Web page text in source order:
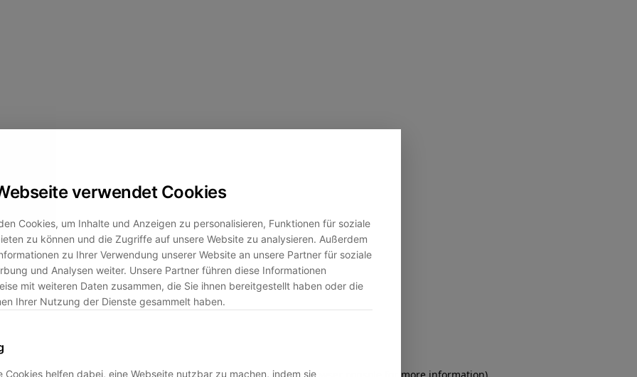
verwendet Cookies
Cookies, um Inhalte und Anzeigen zu personalisieren, Funktionen für soziale
zu können und die Zugriffe auf unsere Website zu analysieren. Außerdem
zu Ihrer Verwendung unserer Website an unsere Partner für soziale
und Analysen weiter. Unsere Partner führen diese Informationen
mit weiteren Daten zusammen, die Sie ihnen bereitgestellt haben oder die
Ihrer Nutzung der Dienste gesammelt haben.
Cookies helfen dabei, eine Webseite nutzbar zu machen, indem sie